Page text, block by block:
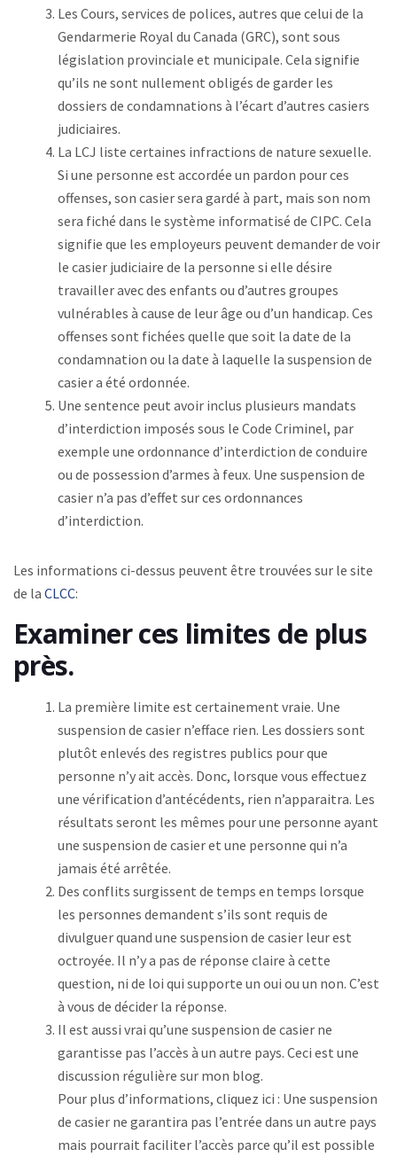
Les Cours, services de polices, autres que celui de la
Gendarmerie Royal du Canada (GRC), sont sous
législation provinciale et municipale. Cela signifie
qu’ils ne sont nullement obligés de garder les
dossiers de condamnations à l’écart d’autres casiers
judiciaires.
La LCJ liste certaines infractions de nature sexuelle.
Si une personne est accordée un pardon pour ces
offenses, son casier sera gardé à part, mais son nom
sera fiché dans le système informatisé de CIPC. Cela
signifie que les employeurs peuvent demander de voir
le casier judiciaire de la personne si elle désire
travailler avec des enfants ou d’autres groupes
vulnérables à cause de leur âge ou d’un handicap. Ces
offenses sont fichées quelle que soit la date de la
condamnation ou la date à laquelle la suspension de
casier a été ordonnée.
Une sentence peut avoir inclus plusieurs mandats
d’interdiction imposés sous le Code Criminel, par
exemple une ordonnance d’interdiction de conduire
ou de possession d’armes à feux. Une suspension de
casier n’a pas d’effet sur ces ordonnances
d’interdiction.
Les informations ci-dessus peuvent être trouvées sur le site
de la CLCC:
Examiner ces limites de plus
près.
La première limite est certainement vraie. Une
suspension de casier n’efface rien. Les dossiers sont
plutôt enlevés des registres publics pour que
personne n’y ait accès. Donc, lorsque vous effectuez
une vérification d’antécédents, rien n’apparaitra. Les
résultats seront les mêmes pour une personne ayant
une suspension de casier et une personne qui n’a
jamais été arrêtée.
Des conflits surgissent de temps en temps lorsque
les personnes demandent s’ils sont requis de
divulguer quand une suspension de casier leur est
octroyée. Il n’y a pas de réponse claire à cette
question, ni de loi qui supporte un oui ou un non. C’est
à vous de décider la réponse.
Il est aussi vrai qu’une suspension de casier ne
garantisse pas l’accès à un autre pays. Ceci est une
discussion régulière sur mon blog.
Pour plus d’informations, cliquez ici : Une suspension
de casier ne garantira pas l’entrée dans un autre pays
mais pourrait faciliter l’accès parce qu’il est possible